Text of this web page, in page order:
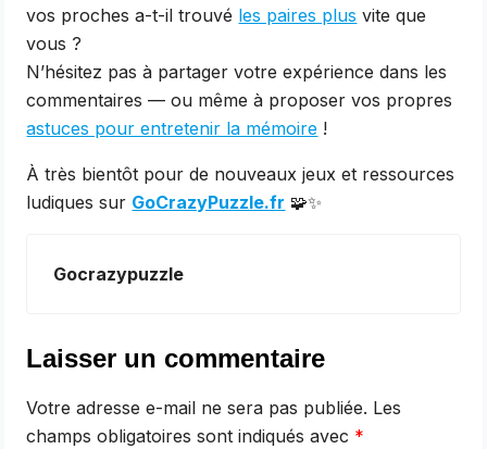
vos proches a-t-il trouvé les paires plus vite que
vous ?
N’hésitez pas à partager votre expérience dans les
commentaires — ou même à proposer vos propres
astuces pour entretenir la mémoire !
À très bientôt pour de nouveaux jeux et ressources
ludiques sur GoCrazyPuzzle.fr 🧩✨
Gocrazypuzzle
Laisser un commentaire
Votre adresse e-mail ne sera pas publiée. Les
champs obligatoires sont indiqués avec *